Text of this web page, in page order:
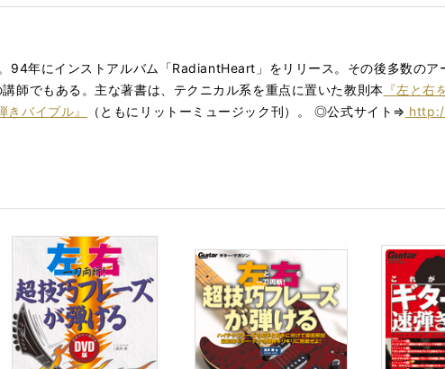
94年にインストアルバム「RadiantHeart」をリリース。その後多数のア
師でもある。主な著書は、テクニカル系を重点に置いた教則本 『左と右
バイブル』
（ともにリットーミュージック刊）。 ◎公式サイト⇒